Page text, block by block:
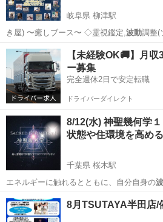
岐阜県 柳津駅
き屋) 〜癒しブース〜 ◇霊視鑑定, 波動調整(
◆人相…
岐阜 岐阜市 柳津駅 ワークショ
【未経験OK🚚】月
ー募集
完全週休2日で安定転職
ドライバーダイレクト
8/12(水) 神聖幾何学
状態や住環境を高め
千葉県 桜木駅
エネルギーに触れるとともに、自分自身の
性化をするなどの …
千葉 千葉市 桜木駅 セミナー
8月TSUTAYA半田店/